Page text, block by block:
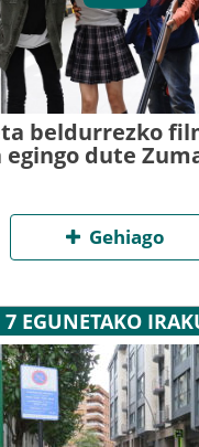
beldurrezko
dute
Gehiago
EGUNETAKO